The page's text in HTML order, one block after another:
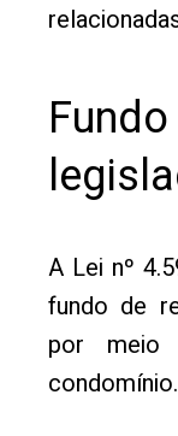
A Lei nº
fundo de
por meio
condomínio.